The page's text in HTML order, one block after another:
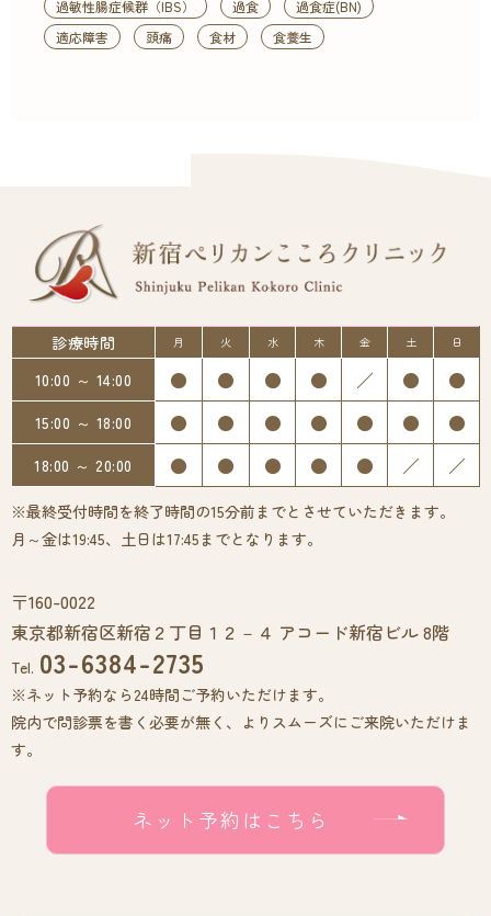
過敏性腸症候群（IBS） 過食
過食症(BN)
適応障害
頭痛 食材 食養生
診療時間 月 火 水 木 金 土 日
10:00 ～ 14:00 ● ● ● ● ／ ● ●
15:00 ～ 18:00 ● ● ● ● ● ● ●
18:00 ～ 20:00 ● ● ● ● ● ／ ／
※最終受付時間を終了時間の15分前までとさせていただきます。
月～金は19:45、土日は17:45までとなります。
〒160-0022
東京都新宿区新宿２丁目１２－４ アコード新宿ビル 8階
Tel. 03-6384-2735
※ネット予約なら24時間ご予約いただけます。
院内で問診票を書く必要が無く、よりスムーズにご来院いただけま
す。
ネット予約はこちら